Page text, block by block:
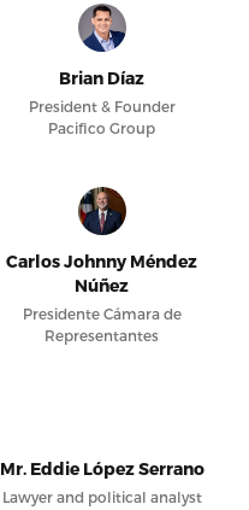
Brian Díaz
President & Founder
Pacifico Group
Carlos Johnny Méndez
Núñez
Presidente Cámara de
Representantes
Mr. Eddie López Serrano
Lawyer and political analyst